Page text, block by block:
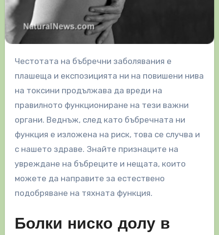
Честотата на бъбречни заболявания е
плашеща и експозицията ни на повишени нива
на токсини продължава да вреди на
правилното функциониране на тези важни
органи. Веднъж, след като бъбречната ни
функция е изложена на риск, това се случва и
с нашето здраве. Знайте признаците на
увреждане на бъбреците и нещата, които
можете да направите за естествено
подобряване на тяхната функция.
Болки ниско долу в